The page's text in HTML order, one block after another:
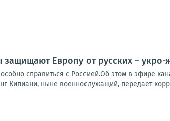
Европу от русских – укро-
справиться с Россией.Об этом в эфире
Кипиани, ныне военнослужащий, передает